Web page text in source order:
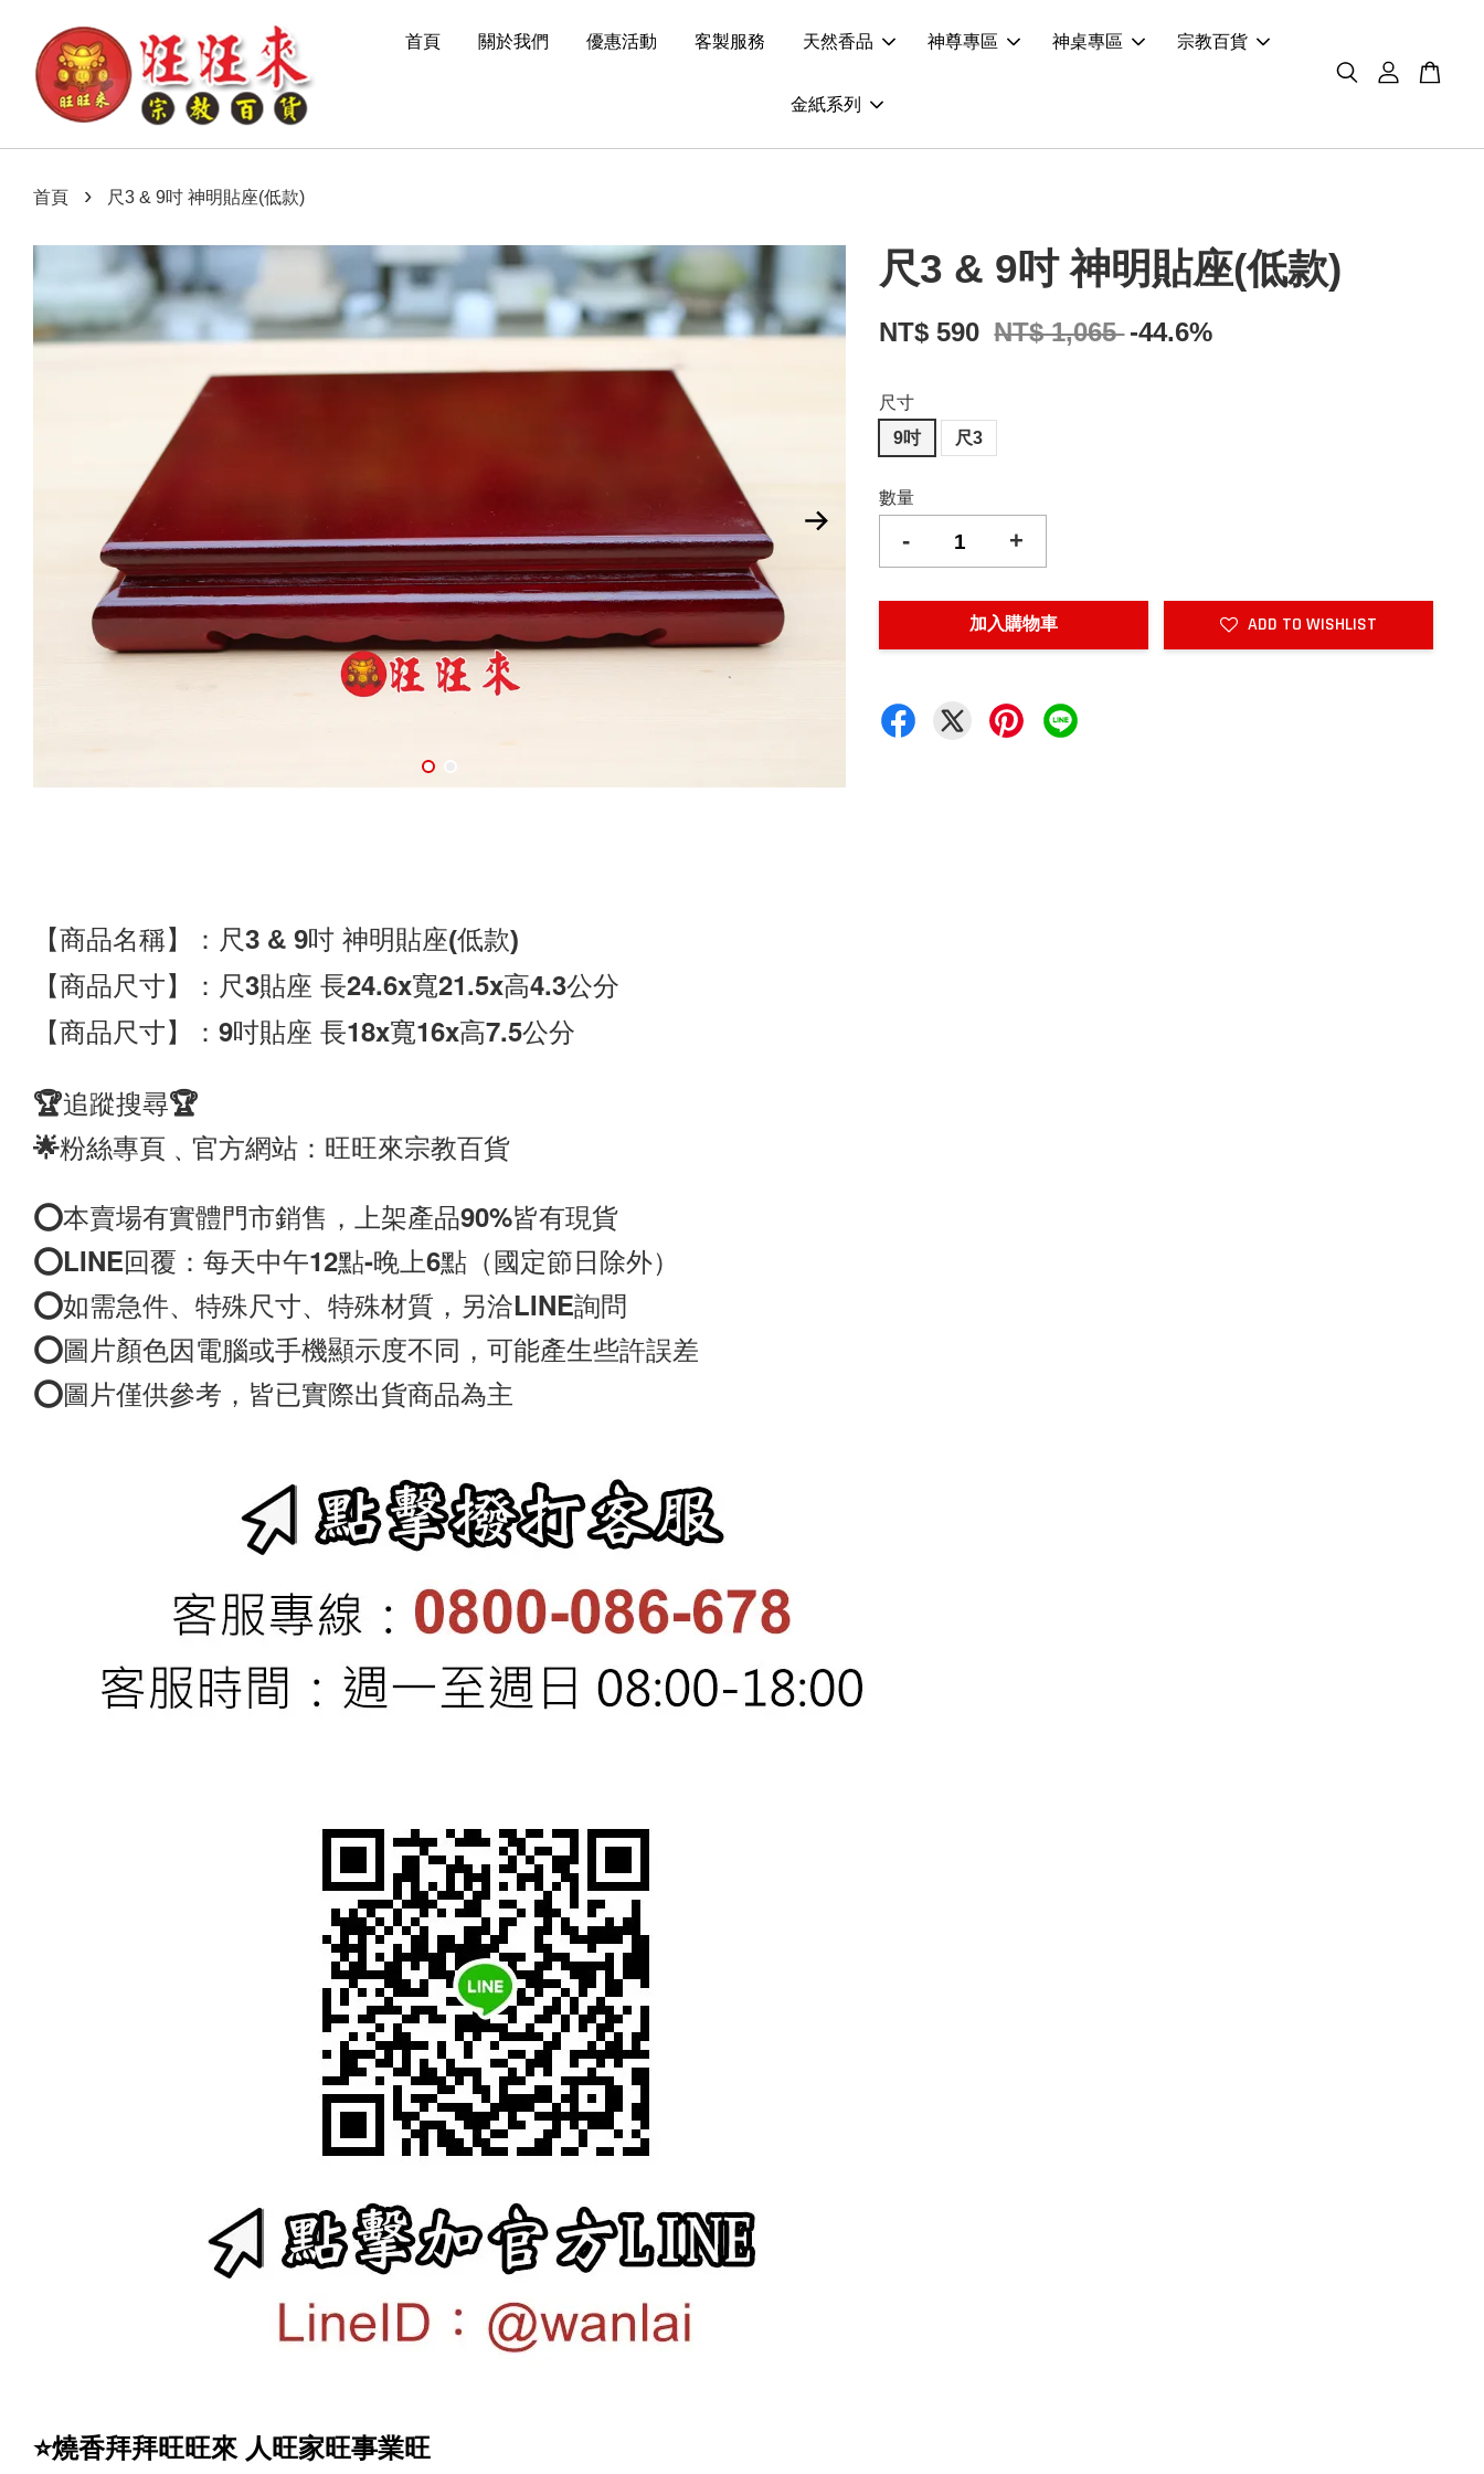
首頁 關於我們 優惠活動 客製服務 天然香品 神尊專區 神桌專區 宗教百貨
金紙系列
首頁 › 尺3 & 9吋 神明貼座(低款)
尺3 & 9吋 神明貼座(低款)
NT$ 590 NT$ 1,065 -44.6%
尺寸
9吋
尺3
數量
- +
加入購物車 ADD TO WISHLIST
【商品名稱】：尺3 & 9吋 神明貼座(低款)
【商品尺寸】：尺3貼座 長24.6x寬21.5x高4.3公分
【商品尺寸】：9吋貼座 長18x寬16x高7.5公分
🏆追蹤搜尋🏆
🌟粉絲專頁﹑官方網站：旺旺來宗教百貨
⭕️本賣場有實體門市銷售，上架產品90%皆有現貨
⭕️LINE回覆：每天中午12點-晚上6點（國定節日除外）
⭕️如需急件、特殊尺寸、特殊材質，另洽LINE詢問
⭕️圖片顏色因電腦或手機顯示度不同，可能產生些許誤差
⭕️圖片僅供參考，皆已實際出貨商品為主
⭐️燒香拜拜旺旺來 人旺家旺事業旺